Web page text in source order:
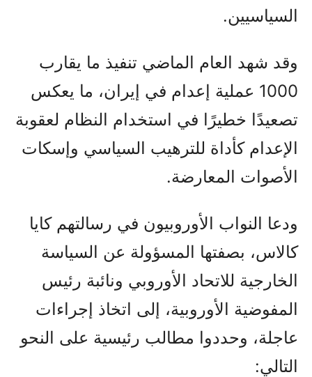
السياسيين.
وقد شهد العام الماضي تنفيذ ما يقارب
1000 عملية إعدام في إيران، ما يعكس
تصعيدًا خطيرًا في استخدام النظام لعقوبة
الإعدام كأداة للترهيب السياسي وإسكات
الأصوات المعارضة.
ودعا النواب الأوروبيون في رسالتهم كایا
کالاس، بصفتها المسؤولة عن السياسة
الخارجية للاتحاد الأوروبي ونائبة رئيس
المفوضية الأوروبية، إلى اتخاذ إجراءات
عاجلة، وحددوا مطالب رئيسية على النحو
التالي: